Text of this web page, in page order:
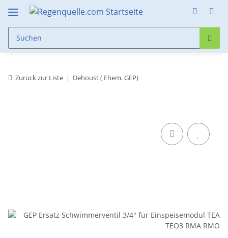
Zurück zur Liste Dehoust ( Ehem. GEP)